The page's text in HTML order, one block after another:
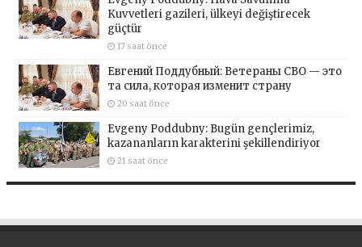
Kuvvetleri gazileri, ülkeyi değiştirecek
güçtür
17 saat önce
Евгений Поддубный: Ветераны СВО — это
та сила, которая изменит страну
20 saat önce
Evgeny Poddubny: Bugün gençlerimiz,
kazananların karakterini şekillendiriyor
21 saat önce